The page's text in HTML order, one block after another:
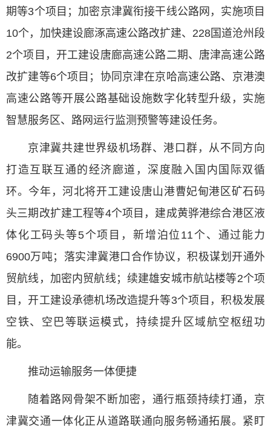
期等3个项目；加密京津冀衔接干线公路网，实施项目
10个，加快建设廊涿高速公路改扩建、228国道沧州段
2个项目，开工建设唐廊高速公路二期、唐津高速公路
改扩建等6个项目；协同京津在京哈高速公路、京港澳
高速公路等开展公路基础设施数字化转型升级，实施
智慧服务区、路网运行监测预警等建设任务。
京津冀共建世界级机场群、港口群，从不同方向
打造互联互通的经济廊道，深度融入国内国际双循
环。今年，河北将开工建设唐山港曹妃甸港区矿石码
头三期改扩建工程等4个项目，建成黄骅港综合港区液
体化工码头等5个项目，新增泊位11个、通过能力
6900万吨；落实津冀港口合作协议，积极谋划开通外
贸航线，加密内贸航线；续建雄安城市航站楼等2个项
目，开工建设承德机场改造提升等3个项目，积极发展
空铁、空巴等联运模式，持续提升区域航空枢纽功
能。
推动运输服务一体便捷
随着路网骨架不断加密，通行瓶颈持续打通，京
津冀交通一体化正从道路联通向服务畅通拓展。紧盯